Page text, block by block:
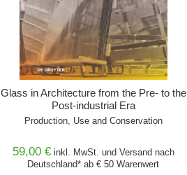
Glass in Architecture from the Pre- to the
Post-industrial Era
Production, Use and Conservation
59,00 € inkl. MwSt. und Versandnach
Deutschland* ab € 50 Warenwert